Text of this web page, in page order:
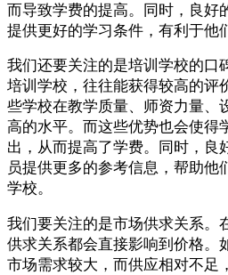
而导致学费的提高。同时，良好
提供更好的学习条件，有利于他
我们还要关注的是培训学校的口
培训学校，往往能获得较高的评
些学校在教学质量、师资力量、
高的水平。而这些优势也会使得
出，从而提高了学费。同时，良
员提供更多的参考信息，帮助他
学校。
我们要关注的是市场供求关系。
供求关系都会直接影响到价格。
市场需求较大，而供应相对不足